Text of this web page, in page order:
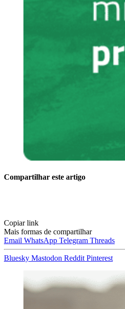
Compartilhar este artigo
Copiar link
Mais formas de compartilhar
Email WhatsApp Telegram Threads
Bluesky Mastodon Reddit Pinterest